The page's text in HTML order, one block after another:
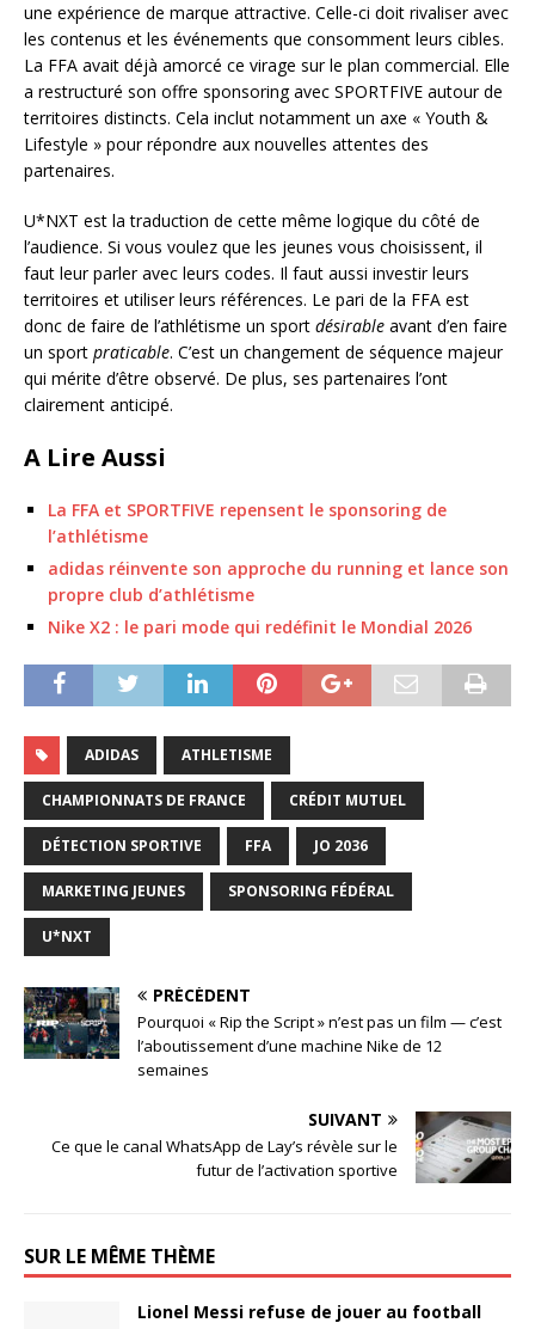
une expérience de marque attractive. Celle-ci doit rivaliser avec
les contenus et les événements que consomment leurs cibles.
La FFA avait déjà amorcé ce virage sur le plan commercial. Elle
a restructuré son offre sponsoring avec SPORTFIVE autour de
territoires distincts. Cela inclut notamment un axe « Youth &
Lifestyle » pour répondre aux nouvelles attentes des
partenaires.
U*NXT est la traduction de cette même logique du côté de
l’audience. Si vous voulez que les jeunes vous choisissent, il
faut leur parler avec leurs codes. Il faut aussi investir leurs
territoires et utiliser leurs références. Le pari de la FFA est
donc de faire de l’athlétisme un sport désirable avant d’en faire
un sport praticable. C’est un changement de séquence majeur
qui mérite d’être observé. De plus, ses partenaires l’ont
clairement anticipé.
A Lire Aussi
La FFA et SPORTFIVE repensent le sponsoring de
l’athlétisme
adidas réinvente son approche du running et lance son
propre club d’athlétisme
Nike X2 : le pari mode qui redéfinit le Mondial 2026
ADIDAS ATHLETISME
CHAMPIONNATS DE FRANCE CRÉDIT MUTUEL
DÉTECTION SPORTIVE FFA JO 2036
MARKETING JEUNES SPONSORING FÉDÉRAL
U*NXT
PRÉCÉDENT
Pourquoi « Rip the Script » n’est pas un film — c’est
l’aboutissement d’une machine Nike de 12
semaines
SUIVANT
Ce que le canal WhatsApp de Lay’s révèle sur le
futur de l’activation sportive
SUR LE MÊME THÈME
Lionel Messi refuse de jouer au football